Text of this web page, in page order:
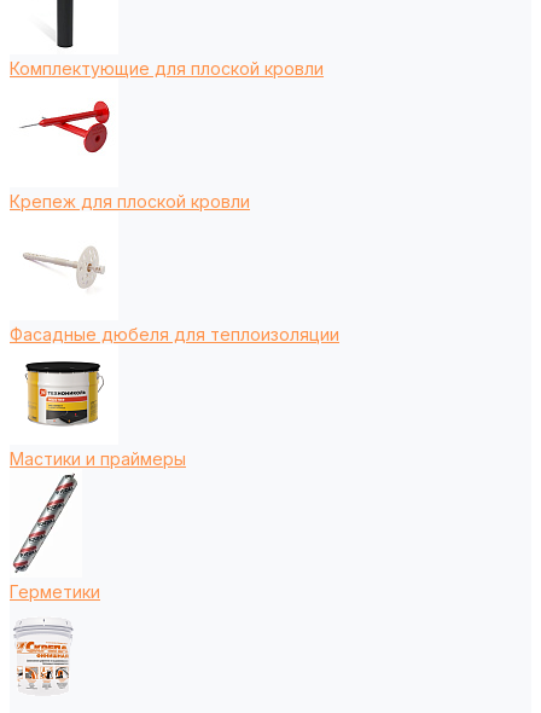
Комплектующие для плоской кровли
Крепеж для плоской кровли
Фасадные дюбеля для теплоизоляции
Мастики и праймеры
Герметики